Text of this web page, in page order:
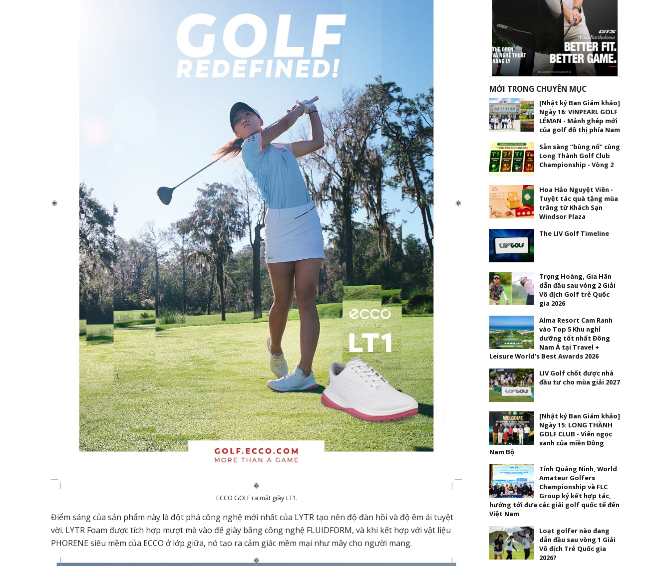
ECCO GOLF ra mắt giày LT1.
Điểm sáng của sản phẩm này là đột phá công nghệ mới nhất của LYTR tạo nên độ đàn hồi và độ êm ái tuyệt
vời. LYTR Foam được tích hợp mượt mà vào đế giày bằng công nghệ FLUIDFORM, và khi kết hợp với vật liệu
PHORENE siêu mềm của ECCO ở lớp giữa, nó tạo ra cảm giác mềm mại như mây cho người mang.
MỚI TRONG CHUYÊN MỤC
[Nhật ký Ban Giám khảo]
Ngày 16: VINPEARL GOLF
LÉMAN - Mảnh ghép mới
của golf đô thị phía Nam
Sẵn sàng “bùng nổ” cùng
Long Thành Golf Club
Championship - Vòng 2
Hoa Hảo Nguyệt Viên -
Tuyệt tác quà tặng mùa
trăng từ Khách Sạn
Windsor Plaza
The LIV Golf Timeline
Trọng Hoàng, Gia Hân
dẫn đầu sau vòng 2 Giải
Vô địch Golf trẻ Quốc
gia 2026
Alma Resort Cam Ranh
vào Top 5 Khu nghỉ
dưỡng tốt nhất Đông
Nam Á tại Travel +
Leisure World’s Best Awards 2026
LIV Golf chốt được nhà
đầu tư cho mùa giải 2027
[Nhật ký Ban Giám khảo]
Ngày 15: LONG THÀNH
GOLF CLUB - Viên ngọc
xanh của miền Đông
Nam Bộ
Tỉnh Quảng Ninh, World
Amateur Golfers
Championship và FLC
Group ký kết hợp tác,
hướng tới đưa các giải golf quốc tế đến
Việt Nam
Loạt golfer nào đang
dẫn đầu sau vòng 1 Giải
Vô địch Trẻ Quốc gia
2026?